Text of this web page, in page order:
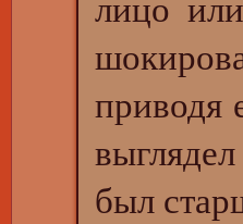
приводя
был